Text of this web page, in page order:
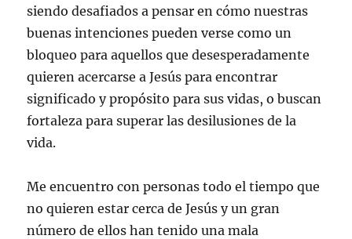
siendo desafiados a pensar en cómo nuestras
buenas intenciones pueden verse como un
bloqueo para aquellos que desesperadamente
quieren acercarse a Jesús para encontrar
significado y propósito para sus vidas, o buscan
fortaleza para superar las desilusiones de la
vida.
Me encuentro con personas todo el tiempo que
no quieren estar cerca de Jesús y un gran
número de ellos han tenido una mala